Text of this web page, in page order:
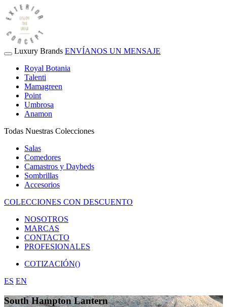
Luxury Brands ENVÍANOS UN MENSAJE
Royal Botania
Talenti
Mamagreen
Point
Umbrosa
Anamon
Todas Nuestras Colecciones
Salas
Comedores
Camastros y Daybeds
Sombrillas
Accesorios
COLECCIONES CON DESCUENTO
NOSOTROS
MARCAS
CONTACTO
PROFESIONALES
COTIZACIÓN()
ES EN
South Hampton Lantern